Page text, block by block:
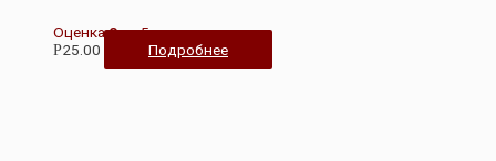
Оценка0из 5
Р25.00 Подробнее